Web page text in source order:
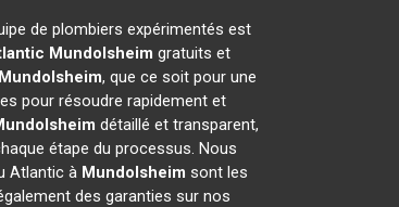
de plombiers expérimentés est
Mundolsheim gratuits et
Mundolsheim, que ce soit pour une
pour résoudre rapidement et
détaillé et transparent,
étape du processus. Nous
Atlantic à Mundolsheim sont les
des garanties sur nos